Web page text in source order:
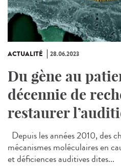
ACTUALITÉ 28.06.2023
Du gène au
décennie de
restaurer
Depuis les années 2010, des
mécanismes moléculaires en
et déficiences auditives dites...